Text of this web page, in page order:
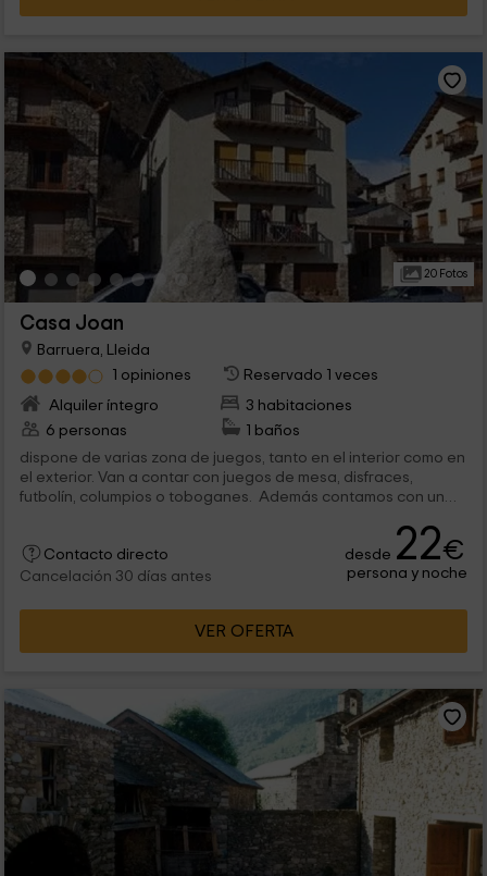
20 Fotos
Casa Joan
Barruera, Lleida
1 opiniones
Reservado 1 veces
Alquiler íntegro
3 habitaciones
6 personas
1 baños
dispone de varias zona de juegos, tanto en el interior como en
el exterior. Van a contar con juegos de mesa, disfraces,
futbolín, columpios o toboganes. Además contamos con un
Contacto directo
Cancelación 30 días antes
desde 22€
persona y noche
VER OFERTA